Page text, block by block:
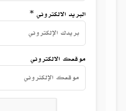
البريد الالكتروني *
موقعك الالكتروني